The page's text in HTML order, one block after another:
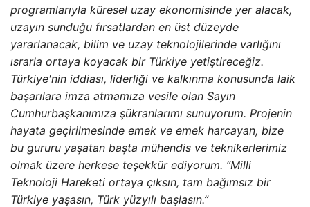
programlarıyla küresel uzay ekonomisinde yer alacak,
uzayın sunduğu fırsatlardan en üst düzeyde
yararlanacak, bilim ve uzay teknolojilerinde varlığını
ısrarla ortaya koyacak bir Türkiye yetiştireceğiz.
Türkiye'nin iddiası, liderliği ve kalkınma konusunda laik
başarılara imza atmamıza vesile olan Sayın
Cumhurbaşkanımıza şükranlarımı sunuyorum. Projenin
hayata geçirilmesinde emek ve emek harcayan, bize
bu gururu yaşatan başta mühendis ve teknikerlerimiz
olmak üzere herkese teşekkür ediyorum. “Milli
Teknoloji Hareketi ortaya çıksın, tam bağımsız bir
Türkiye yaşasın, Türk yüzyılı başlasın.”